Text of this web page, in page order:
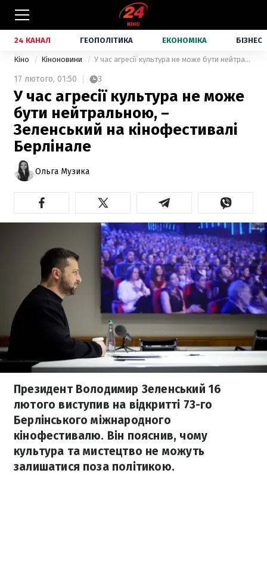
24 КАНАЛ ГЕОПОЛІТИКА ЕКОНОМІКА БІЗНЕС
Кіно Кіноновини У час агресії культура не може бути нейтральною, – Зеленський на кінофестивалі Берлінале
17 лютого, 01:50 3
У час агресії культура не може
бути нейтральною, –
Зеленський на кінофестивалі
Берлінале
Ольга Музика
Президент Володимир Зеленський 16
лютого виступив на відкритті 73-го
Берлінського міжнародного
кінофестивалю. Він пояснив, чому
культура та мистецтво не можуть
залишатися поза політикою.